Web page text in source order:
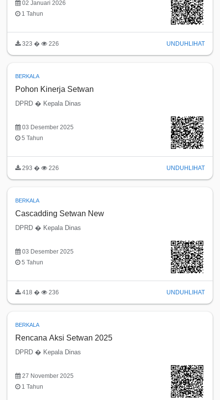
02 Januari 2026
1 Tahun
323 � 226 UNDUH LIHAT
BERKALA
Pohon Kinerja Setwan
DPRD � Kepala Dinas
03 Desember 2025
5 Tahun
293 � 226 UNDUH LIHAT
BERKALA
Cascadding Setwan New
DPRD � Kepala Dinas
03 Desember 2025
5 Tahun
418 � 236 UNDUH LIHAT
BERKALA
Rencana Aksi Setwan 2025
DPRD � Kepala Dinas
27 November 2025
1 Tahun